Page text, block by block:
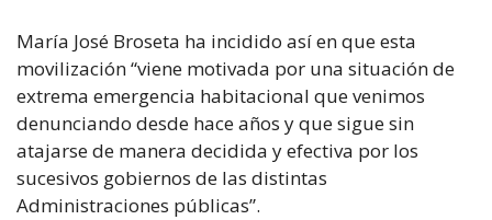
María José Broseta ha incidido así en que esta
movilización “viene motivada por una situación de
extrema emergencia habitacional que venimos
denunciando desde hace años y que sigue sin
atajarse de manera decidida y efectiva por los
sucesivos gobiernos de las distintas
Administraciones públicas”.